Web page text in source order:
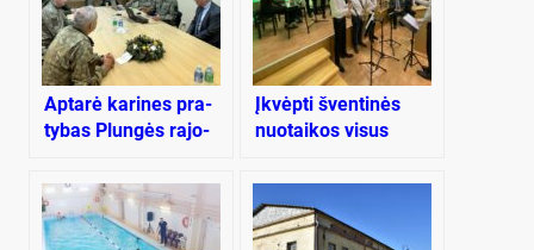
Ap­ta­rė ka­ri­nes pra­
ty­bas Plun­gės ra­jo­
dy­bė­se
Įk­vėp­ti šven­ti­nės
nuo­tai­kos vi­sus
vien­bal­siai